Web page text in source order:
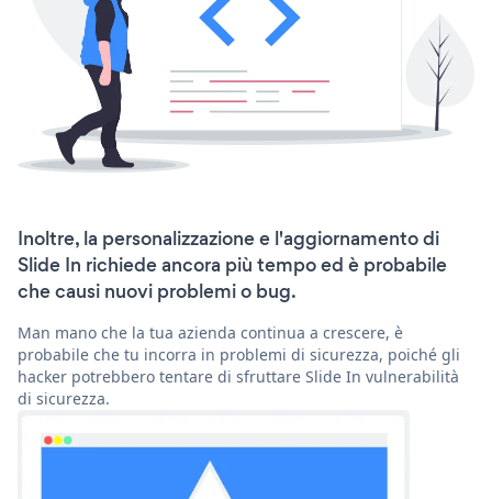
Inoltre, la personalizzazione e l'aggiornamento di
Slide In richiede ancora più tempo ed è probabile
che causi nuovi problemi o bug.
Man mano che la tua azienda continua a crescere, è
probabile che tu incorra in problemi di sicurezza, poiché gli
hacker potrebbero tentare di sfruttare Slide In vulnerabilità
di sicurezza.